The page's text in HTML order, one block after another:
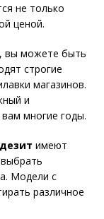
не только
ценой.
, вы можете быть
строгие
магазинов.
и
многие годы.
имеют
Модели с
различное